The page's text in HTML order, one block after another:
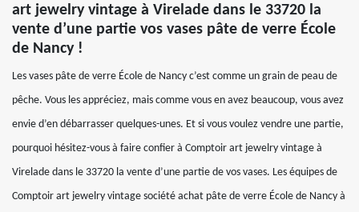
art jewelry vintage à Virelade dans le 33720 la
vente d’une partie vos vases pâte de verre École
de Nancy !
Les vases pâte de verre École de Nancy c’est comme un grain de peau de
pêche. Vous les appréciez, mais comme vous en avez beaucoup, vous avez
envie d’en débarrasser quelques-unes. Et si vous voulez vendre une partie,
pourquoi hésitez-vous à faire confier à Comptoir art jewelry vintage à
Virelade dans le 33720 la vente d’une partie de vos vases. Les équipes de
Comptoir art jewelry vintage société achat pâte de verre École de Nancy à